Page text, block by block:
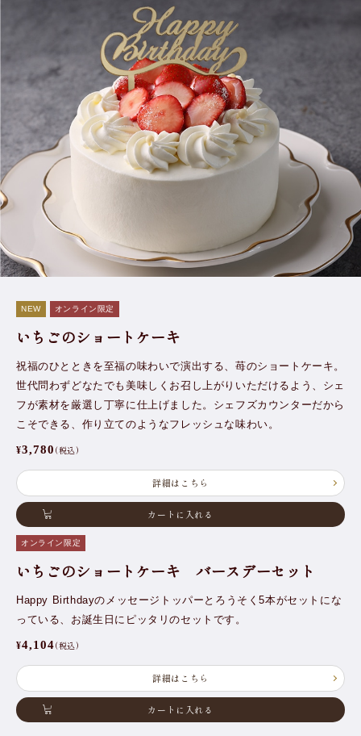
ル。アンリ・シャルパンティエのシェフたちも、そんな
特等席で日頃ご愛顧いただいている大切なお客様をおも
てなししたいと思い、今回オンラインショップに「シェ
フズカウンター」をオープンいたしました。
香り、食感、そして演出。サロン・ド・テ発祥のシェフ
ならではのデセールの世界をそのままご自宅でお愉しみ
いただけるように、知恵と技を注ぎ込んだ至福のひと皿
をぜひご賞味ください。
NEW オンライン限定
いちごのショートケーキ
祝福のひとときを至福の味わいで演出する、苺のショートケーキ。
世代問わずどなたでも美味しくお召し上がりいただけるよう、シェ
フが素材を厳選し丁寧に仕上げました。シェフズカウンターだから
こそできる、作り立てのようなフレッシュな味わい。
¥3,780 (税込)
詳細はこちら
カートに入れる
オンライン限定
いちごのショートケーキ バースデーセット
Happy Birthdayのメッセージトッパーとろうそく5本がセットにな
っている、お誕生日にピッタリのセットです。
¥4,104(税込)
詳細はこちら
カートに入れる